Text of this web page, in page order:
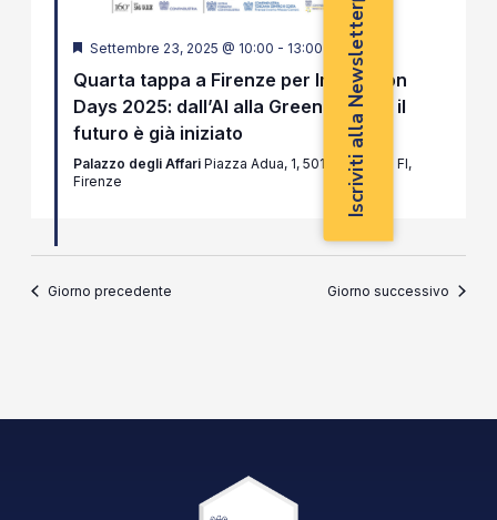
Segnalati
Settembre 23, 2025 @ 10:00 - 13:00
Quarta tappa a Firenze per Innovation
Days 2025: dall’AI alla Green Energy, il
futuro è già iniziato
Palazzo degli Affari Piazza Adua, 1, 50123 Firenze FI,
Firenze
Giorno precedente Giorno successivo
Iscriviti alla Newsletter